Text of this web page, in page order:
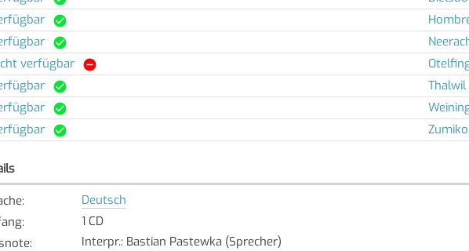
verfügbar
Thalwil
:
Deutsch
:
1 CD
: Interpr.: Bastian Pastewka (Sprecher)